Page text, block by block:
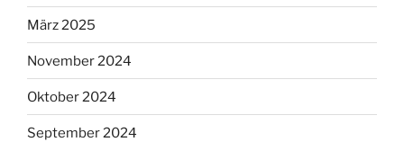
März 2025
November 2024
Oktober 2024
September 2024